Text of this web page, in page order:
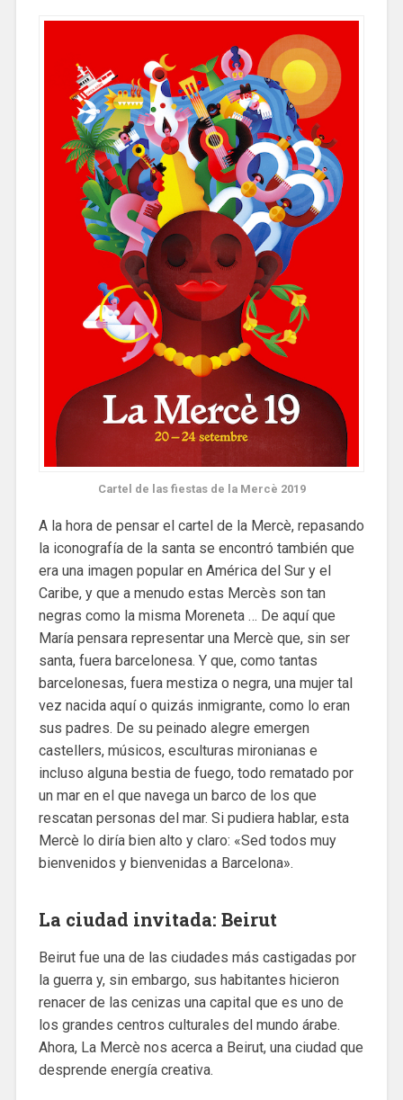
Cartel de las fiestas de la Mercè 2019
A la hora de pensar el cartel de la Mercè, repasando
la iconografía de la santa se encontró también que
era una imagen popular en América del Sur y el
Caribe, y que a menudo estas Mercès son tan
negras como la misma Moreneta … De aquí que
María pensara representar una Mercè que, sin ser
santa, fuera barcelonesa. Y que, como tantas
barcelonesas, fuera mestiza o negra, una mujer tal
vez nacida aquí o quizás inmigrante, como lo eran
sus padres. De su peinado alegre emergen
castellers, músicos, esculturas mironianas e
incluso alguna bestia de fuego, todo rematado por
un mar en el que navega un barco de los que
rescatan personas del mar. Si pudiera hablar, esta
Mercè lo diría bien alto y claro: «Sed todos muy
bienvenidos y bienvenidas a Barcelona».
La ciudad invitada: Beirut
Beirut fue una de las ciudades más castigadas por
la guerra y, sin embargo, sus habitantes hicieron
renacer de las cenizas una capital que es uno de
los grandes centros culturales del mundo árabe.
Ahora, La Mercè nos acerca a Beirut, una ciudad que
desprende energía creativa.